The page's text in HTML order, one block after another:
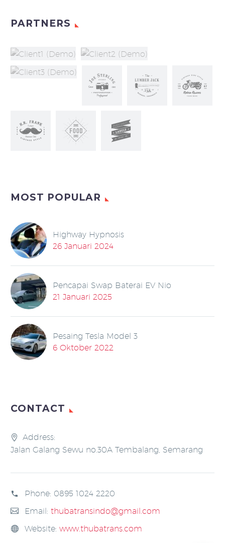
PARTNERS
MOST POPULAR
Highway Hypnosis
26 Januari 2024
Pencapai Swap Baterai EV Nio
21 Januari 2025
Pesaing Tesla Model 3
6 Oktober 2022
CONTACT
Address:
Jalan Galang Sewu no.30A Tembalang, Semarang
Phone: 0895 1024 2220
Email: thubatransindo@gmail.com
Website: www.thubatrans.com